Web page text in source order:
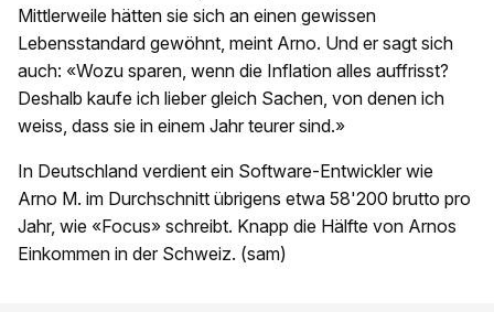
Mittlerweile hätten sie sich an einen gewissen
Lebensstandard gewöhnt, meint Arno. Und er sagt sich
auch: «Wozu sparen, wenn die Inflation alles auffrisst?
Deshalb kaufe ich lieber gleich Sachen, von denen ich
weiss, dass sie in einem Jahr teurer sind.»
In Deutschland verdient ein Software-Entwickler wie
Arno M. im Durchschnitt übrigens etwa 58'200 brutto pro
Jahr, wie «Focus» schreibt. Knapp die Hälfte von Arnos
Einkommen in der Schweiz. (sam)